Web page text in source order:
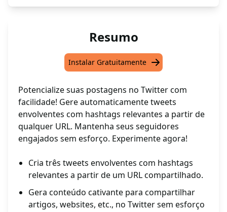
Resumo
Instalar Gratuitamente
Potencialize suas postagens no Twitter com
facilidade! Gere automaticamente tweets
envolventes com hashtags relevantes a partir de
qualquer URL. Mantenha seus seguidores
engajados sem esforço. Experimente agora!
Cria três tweets envolventes com hashtags
relevantes a partir de um URL compartilhado.
Gera conteúdo cativante para compartilhar
artigos, websites, etc., no Twitter sem esforço